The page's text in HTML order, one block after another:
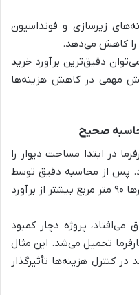
زیرسازی و فونداسیون
را کاهش می‌دهد.
دقیق‌ترین برآورد خرید
مهمی در کاهش هزینه‌ها
صحیح
در ابتدا مساحت دیوار را
پس از محاسبه دقیق توسط
مهندسان شرکت، مشخص شد که دیوارها ۹۰ متر مربع بیشتر از برآورد
می‌افتاد، پروژه دچار کمبود
تحمیل می‌شد. این مثال
کنترل هزینه‌ها تأثیرگذار